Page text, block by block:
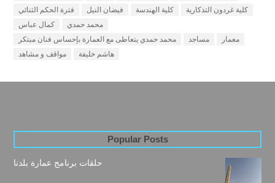
فترة الحكم الثنائي
فيضان النيل كلية الهندسة
كلية غردون التذكارية
كمال عباس
محمد حمدي
محمد حمدي يتعاطى مع العمارة بإحساس فنان مبتكر
مساجد
معمار
مواقف و مشاهد
هاشم خليفة
Popular Posts
حلقات برنامج عمارة بلدنا